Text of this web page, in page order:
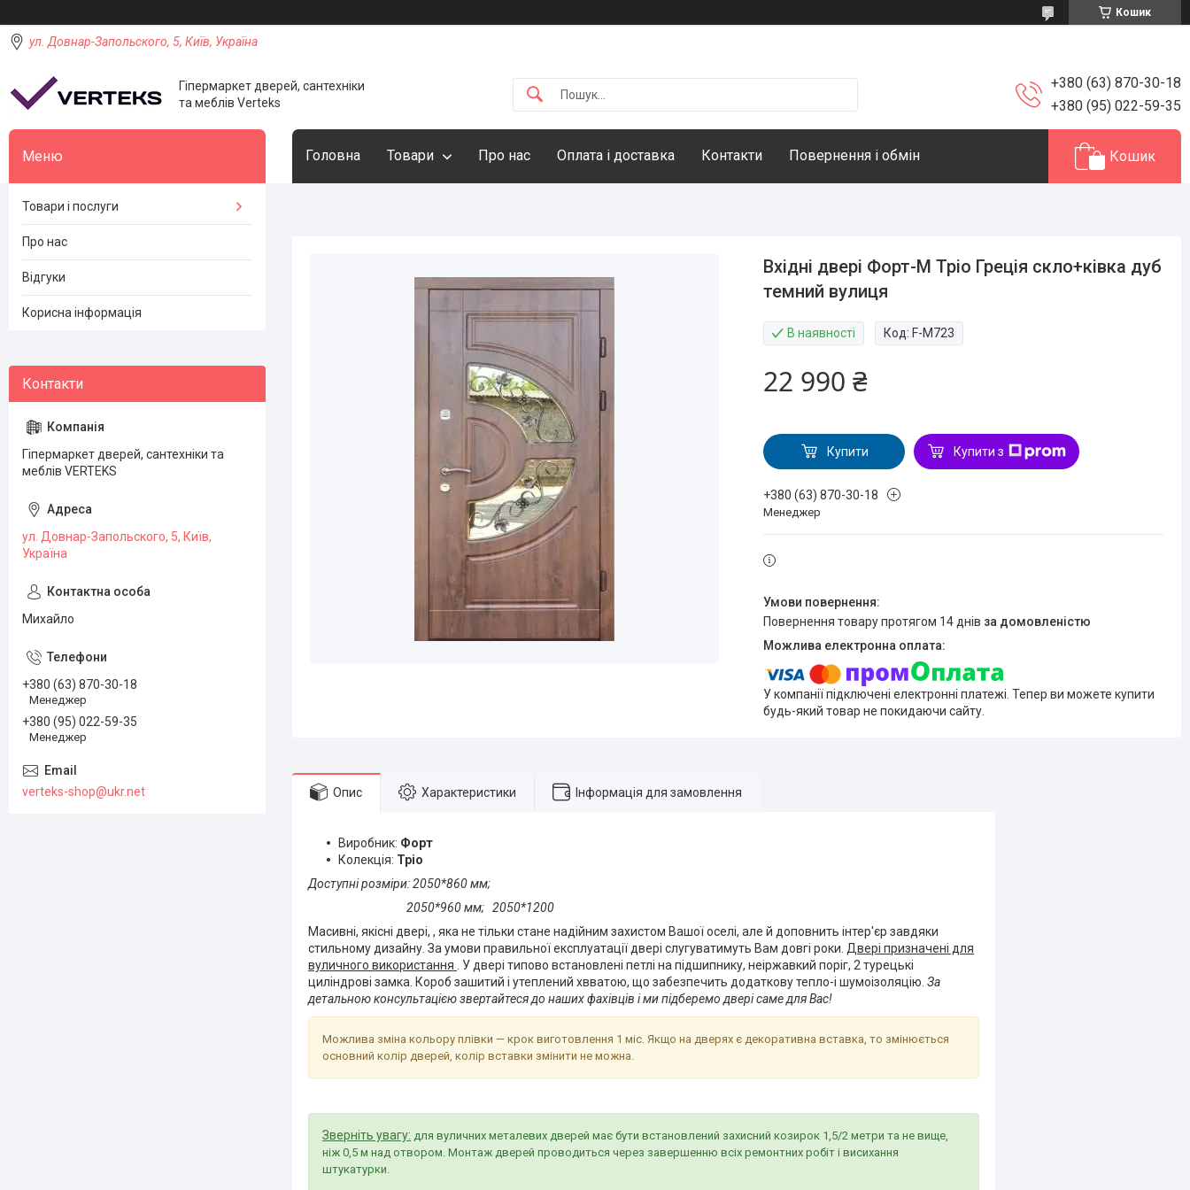
Кошик
ул. Довнар-Запольского, 5, Київ, Україна
Гіпермаркет дверей, сантехніки
та меблів Verteks
+380 (63) 870-30-18
+380 (95) 022-59-35
Головна Товари Про нас Оплата і доставка Контакти Повернення і обмін Кошик
Вхідні двері Форт-М Тріо Греція скло+ківка дуб
темний вулиця
В наявності Код: F-M723
22 990 ₴
Купити Купити з
+380 (63) 870-30-18
Менеджер
повернення товару протягом 14 днів за домовленістю
У компанії підключені електронні платежі. Тепер ви можете купити
будь-який товар не покидаючи сайту.
Опис Характеристики Інформація для замовлення
Виробник: Форт
Колекція: Тріо
Доступні розміри: 2050*860 мм;
2050*960 мм; 2050*1200
Масивні, якісні двері, , яка не тільки стане надійним захистом Вашої оселі, але й доповнить інтер'єр завдяки
стильному дизайну. За умови правильної експлуатації двері слугуватимуть Вам довгі роки. Двері призначені для
вуличного використання . У двері типово встановлені петлі на підшипнику, неіржавкий поріг, 2 турецькі
циліндрові замка. Короб зашитий і утеплений хвватою, що забезпечить додаткову тепло-і шумоізоляцію. За
детальною консультацією звертайтеся до наших фахівців і ми підберемо двері саме для Вас!
Можлива зміна кольору плівки — крок виготовлення 1 міс. Якщо на дверях є декоративна вставка, то змінюється
основний колір дверей, колір вставки змінити не можна.
Зверніть увагу: для вуличних металевих дверей має бути встановлений захисний козирок 1,5/2 метри та не вище,
ніж 0,5 м над отвором. Монтаж дверей проводиться через завершенню всіх ремонтних робіт і висихання
штукатурки.
Товари і послуги
Про нас
Відгуки
Корисна інформація
Гіпермаркет дверей, сантехніки та
меблів VERTEKS
ул. Довнар-Запольского, 5, Київ,
Україна
Михайло
+380 (63) 870-30-18
Менеджер
+380 (95) 022-59-35
Менеджер
verteks-shop@ukr.net